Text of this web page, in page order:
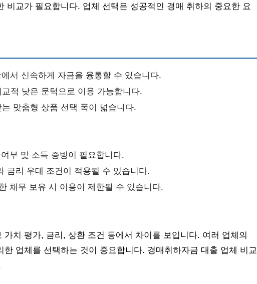
비교가 필요합니다. 업체 선택은 성공적인 경매 취하의 중요한 요
서 신속하게 자금을 융통할 수 있습니다.
적 낮은 문턱으로 이용 가능합니다.
맞춤형 상품 선택 폭이 넓습니다.
부 및 소득 증빙이 필요합니다.
금리 우대 조건이 적용될 수 있습니다.
채무 보유 시 이용이 제한될 수 있습니다.
가치 평가, 금리, 상환 조건 등에서 차이를 보입니다. 여러 업체의
한 업체를 선택하는 것이 중요합니다. 경매취하자금 대출 업체 비교